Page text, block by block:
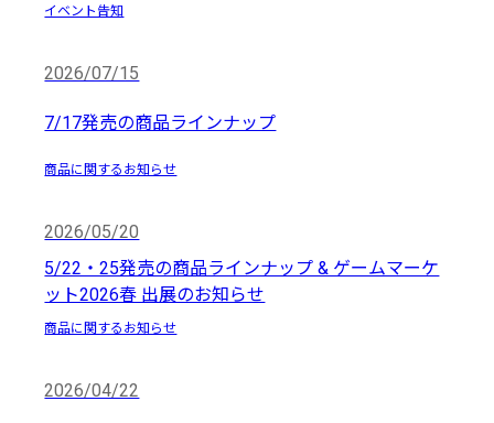
イベント告知
2026/07/15
7/17発売の商品ラインナップ
商品に関するお知らせ
2026/05/20
5/22・25発売の商品ラインナップ & ゲームマーケ
ット2026春 出展のお知らせ
商品に関するお知らせ
2026/04/22